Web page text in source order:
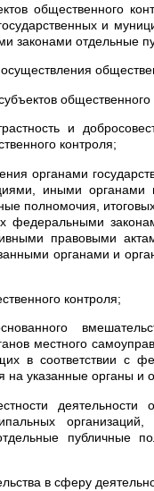
общественного
и
законами отдельные
общественного
и
контроля;
органами
иными
полномочия,
федеральными
правовыми
органами и
контроля;
местного
в соответствии с
на указанные органы и
деятельности
публичные
в сферу